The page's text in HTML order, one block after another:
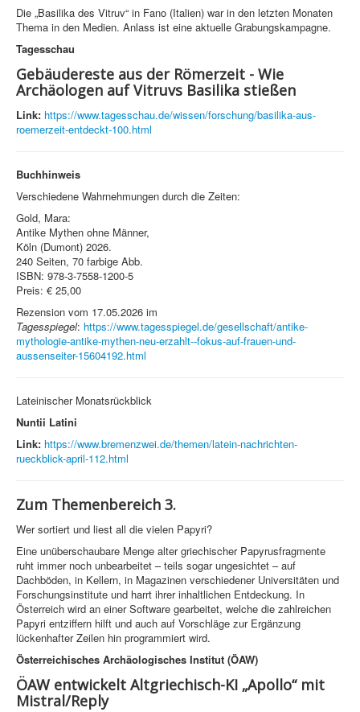
Die „Basilika des Vitruv“ in Fano (Italien) war in den letzten Monaten
Thema in den Medien. Anlass ist eine aktuelle Grabungskampagne.
Tagesschau
Gebäudereste aus der Römerzeit - Wie
Archäologen auf Vitruvs Basilika stießen
Link: https://www.tagesschau.de/wissen/forschung/basilika-aus-
roemerzeit-entdeckt-100.html
Buchhinweis
Verschiedene Wahrnehmungen durch die Zeiten:
Gold, Mara:
Antike Mythen ohne Männer,
Köln (Dumont) 2026.
240 Seiten, 70 farbige Abb.
ISBN: 978-3-7558-1200-5
Preis: € 25,00
Rezension vom 17.05.2026 im
Tagesspiegel: https://www.tagesspiegel.de/gesellschaft/antike-
mythologie-antike-mythen-neu-erzahlt--fokus-auf-frauen-und-
aussenseiter-15604192.html
Lateinischer Monatsrückblick
Nuntii Latini
Link: https://www.bremenzwei.de/themen/latein-nachrichten-
rueckblick-april-112.html
Zum Themenbereich 3.
Wer sortiert und liest all die vielen Papyri?
Eine unüberschaubare Menge alter griechischer Papyrusfragmente
ruht immer noch unbearbeitet – teils sogar ungesichtet – auf
Dachböden, in Kellern, in Magazinen verschiedener Universitäten und
Forschungsinstitute und harrt ihrer inhaltlichen Entdeckung. In
Österreich wird an einer Software gearbeitet, welche die zahlreichen
Papyri entziffern hilft und auch auf Vorschläge zur Ergänzung
lückenhafter Zeilen hin programmiert wird.
Österreichisches Archäologisches Institut (ÖAW)
ÖAW entwickelt Altgriechisch-KI „Apollo“ mit
Mistral/Reply